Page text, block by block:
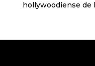
hollywoodiense de